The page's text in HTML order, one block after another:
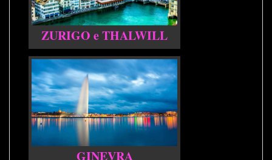
ZURIGO e THALWILL
GINEVRA